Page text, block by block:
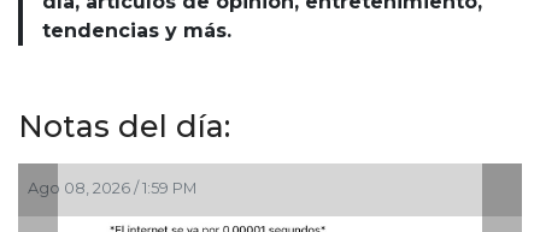
tendencias y más.
Notas del día:
Ago 08, 2026 / 1:59 PM